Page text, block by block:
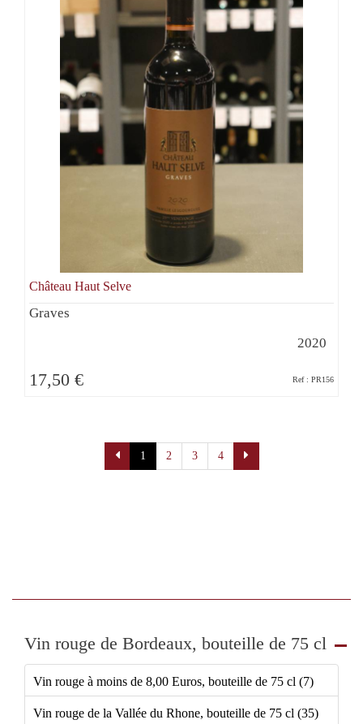
Vin rouge de Bordeaux, bouteille de 75 cl
Vin rouge à moins de 8,00 Euros, bouteille de 75 cl (7)
Vin rouge de la Vallée du Rhone, bouteille de 75 cl (35)
Château Haut Selve
Graves
2020
17,50 € Ref : PR156
1 2 3 4